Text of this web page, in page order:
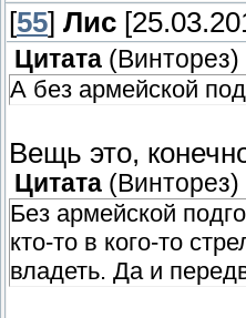
[55] Лис
Цитата ( Винторез)
А без армейской
Вещь это,
Цитата ( Винторез)
Без армейской
кто-то в кого-то
владеть. Да и